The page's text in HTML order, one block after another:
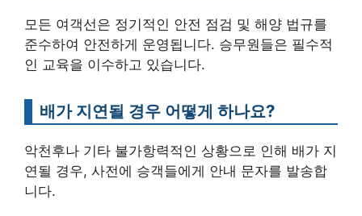
모든 여객선은 정기적인 안전 점검 및 해양 법규를
준수하여 안전하게 운영됩니다. 승무원들은 필수적
인 교육을 이수하고 있습니다.
배가 지연될 경우 어떻게 하나요?
악천후나 기타 불가항력적인 상황으로 인해 배가 지
연될 경우, 사전에 승객들에게 안내 문자를 발송합
니다.